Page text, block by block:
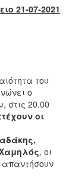
21-07-2021
του
ο
στις 20.00
οι
, οι
απαντήσουν